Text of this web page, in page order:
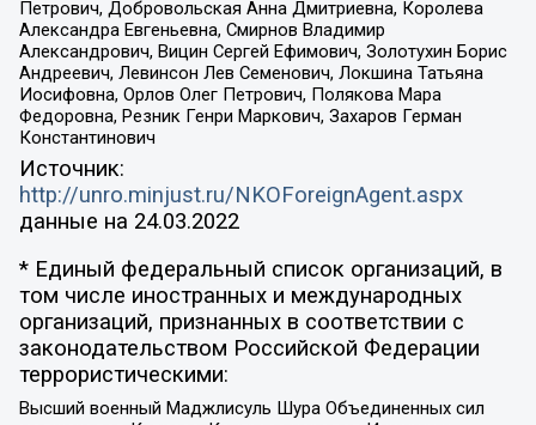
Петрович, Добровольская Анна Дмитриевна, Королева
Александра Евгеньевна, Смирнов Владимир
Александрович, Вицин Сергей Ефимович, Золотухин Борис
Андреевич, Левинсон Лев Семенович, Локшина Татьяна
Иосифовна, Орлов Олег Петрович, Полякова Мара
Федоровна, Резник Генри Маркович, Захаров Герман
Константинович
Источник:
http://unro.minjust.ru/NKOForeignAgent.aspx
данные на 24.03.2022
* Единый федеральный список организаций, в
том числе иностранных и международных
организаций, признанных в соответствии с
законодательством Российской Федерации
террористическими:
Высший военный Маджлисуль Шура Объединенных сил